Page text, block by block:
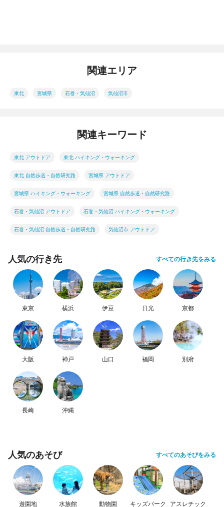
関連エリア
東北 宮城県 石巻・気仙沼 気仙沼市
関連キーワード
東北 アウトドア 東北 ハイキング・ウォーキング
東北 自然歩道・自然研究路 宮城県 アウトドア
宮城県 ハイキング・ウォーキング 宮城県 自然歩道・自然研究路
石巻・気仙沼 アウトドア 石巻・気仙沼 ハイキング・ウォーキング
石巻・気仙沼 自然歩道・自然研究路 気仙沼市 アウトドア
人気の行き先 すべての行き先をみる
東京 横浜 伊豆 日光 京都
大阪 神戸 山口 福岡 別府
長崎 沖縄
人気のあそび すべてのあそびをみる
遊園地 水族館 動物園 キッズパーク アスレチック